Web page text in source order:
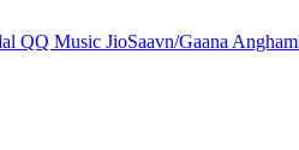
QQ Music JioSaavn/Gaana